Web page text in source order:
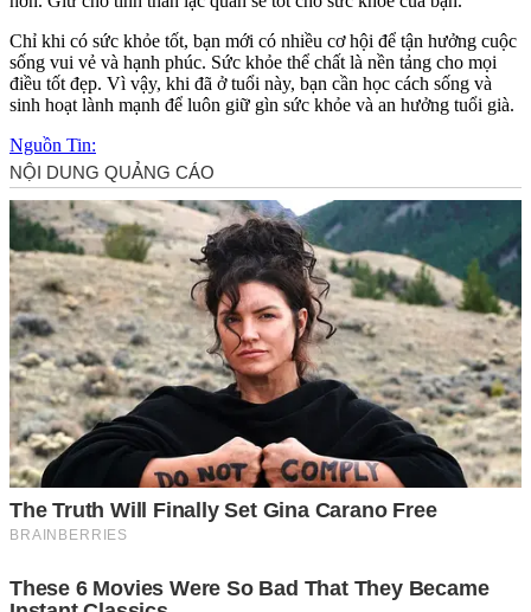
Chỉ khi có sức khỏe tốt, bạn mới có nhiều cơ hội để tận hưởng cuộc
sống vui vẻ và hạnh phúc. Sức khỏe thể chất là nền tảng cho mọi
điều tốt đẹp. Vì vậy, khi đã ở tuổi này, bạn cần học cách sống và
sinh hoạt lành mạnh để luôn giữ gìn sức khỏe và an hưởng tuổi già.
Nguồn Tin: